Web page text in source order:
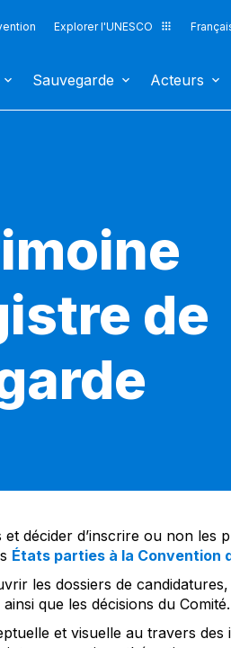
Explorer l'UNESCO
Sauvegarde Acteurs
de
décider d’inscrire ou non les
États parties à la Convention
les dossiers de
que les décisions du Comité.
et visuelle au travers des